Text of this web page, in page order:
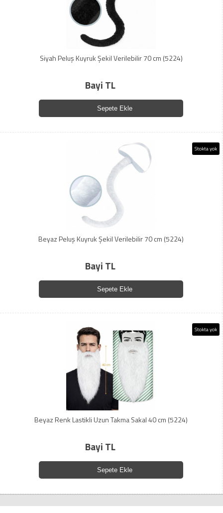
Siyah Peluş Kuyruk Şekil Verilebilir 70 cm (5224)
Bayi TL
Sepete Ekle
Stokta yok
Beyaz Peluş Kuyruk Şekil Verilebilir 70 cm (5224)
Bayi TL
Sepete Ekle
Stokta yok
Beyaz Renk Lastikli Uzun Takma Sakal 40 cm (5224)
Bayi TL
Sepete Ekle